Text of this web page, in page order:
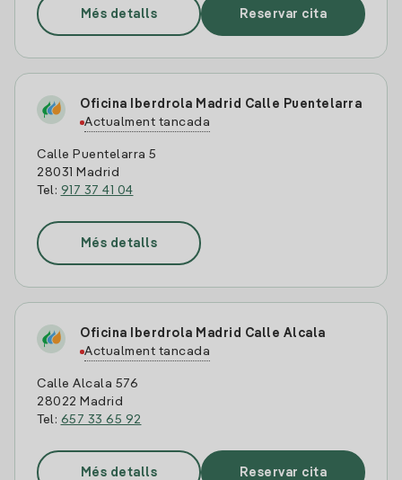
Més detalls Reservar cita
Oficina Iberdrola Madrid Calle Puentelarra
Actualment tancada
Calle Puentelarra 5
28031 Madrid
Tel: 917 37 41 04
Més detalls
Oficina Iberdrola Madrid Calle Alcala
Actualment tancada
Calle Alcala 576
28022 Madrid
Tel: 657 33 65 92
Més detalls Reservar cita